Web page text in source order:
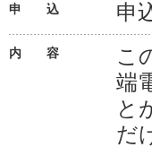
申 込 申
内 容
こ
端
と
だ